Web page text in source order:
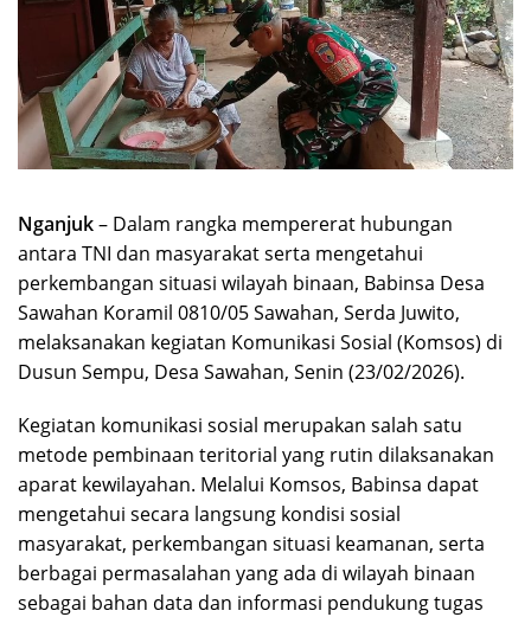
Nganjuk– Dalam rangka mempererat hubungan
antara TNI dan masyarakat serta mengetahui
perkembangan situasi wilayah binaan, Babinsa Desa
Sawahan Koramil 0810/05 Sawahan, Serda Juwito,
melaksanakan kegiatan Komunikasi Sosial (Komsos) di
Dusun Sempu, Desa Sawahan, Senin (23/02/2026).
Kegiatan komunikasi sosial merupakan salah satu
metode pembinaan teritorial yang rutin dilaksanakan
aparat kewilayahan. Melalui Komsos, Babinsa dapat
mengetahui secara langsung kondisi sosial
masyarakat, perkembangan situasi keamanan, serta
berbagai permasalahan yang ada di wilayah binaan
sebagai bahan data dan informasi pendukung tugas